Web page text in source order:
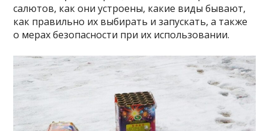
салютов, как они устроены, какие виды бывают,
как правильно их выбирать и запускать, а также
о мерах безопасности при их использовании.